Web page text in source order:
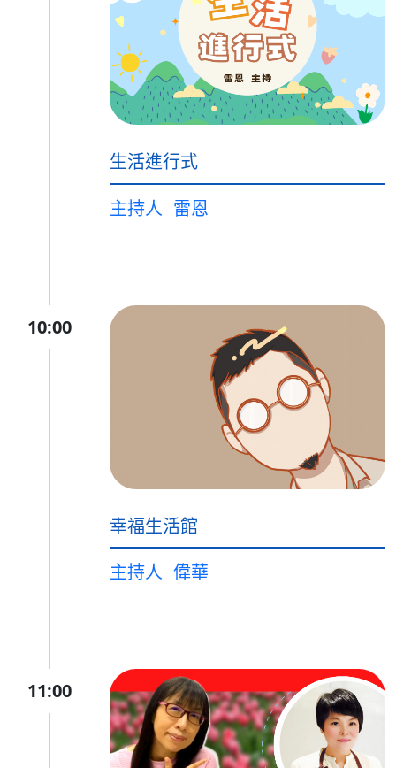
生活進行式
主持人 雷恩
10:00
幸福生活館
主持人 偉華
11:00